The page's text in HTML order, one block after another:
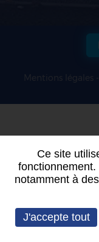
Ce site
notamment à
J'accepte tout